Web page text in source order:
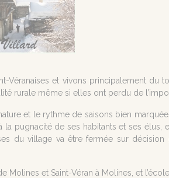
Véranaises et vivons principalement du
rurale même si elles ont perdu de
et le rythme de saisons bien
la pugnacité de ses habitants et ses
du village va être fermée sur
Molines et Saint-Véran à Molines, et